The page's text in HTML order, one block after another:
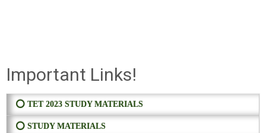
Important Links!
⭕ TET 2023 STUDY MATERIALS
⭕ STUDY MATERIALS